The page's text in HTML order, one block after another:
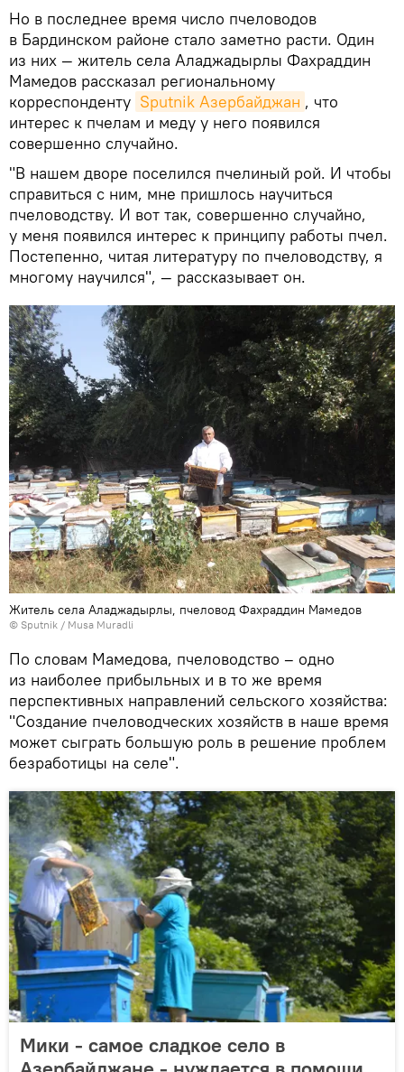
Но в последнее время число пчеловодов
в Бардинском районе стало заметно расти. Один
из них — житель села Аладжадырлы Фахраддин
Мамедов рассказал региональному
корреспонденту Sputnik Азербайджан , что
интерес к пчелам и меду у него появился
совершенно случайно.
"В нашем дворе поселился пчелиный рой. И чтобы
справиться с ним, мне пришлось научиться
пчеловодству. И вот так, совершенно случайно,
у меня появился интерес к принципу работы пчел.
Постепенно, читая литературу по пчеловодству, я
многому научился", — рассказывает он.
Житель села Аладжадырлы, пчеловод Фахраддин Мамедов
© Sputnik / Musa Muradli
По словам Мамедова, пчеловодство – одно
из наиболее прибыльных и в то же время
перспективных направлений сельского хозяйства:
"Создание пчеловодческих хозяйств в наше время
может сыграть большую роль в решение проблем
безработицы на селе".
Мики - самое сладкое село в